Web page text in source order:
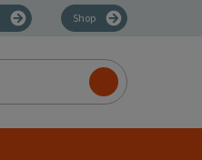
Shop